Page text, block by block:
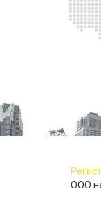
ООО